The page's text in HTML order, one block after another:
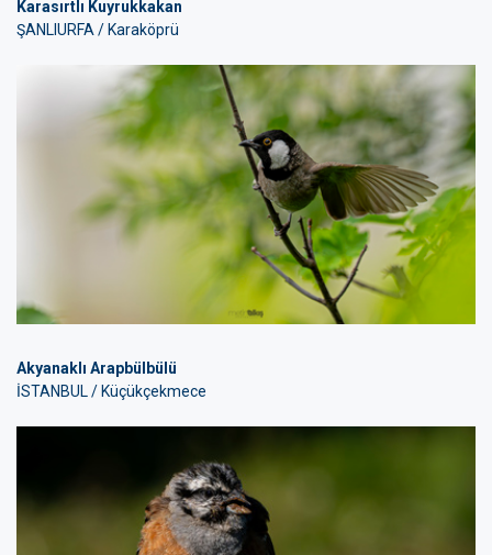
Karasırtlı Kuyrukkakan
ŞANLIURFA / Karaköprü
Akyanaklı Arapbülbülü
İSTANBUL / Küçükçekmece